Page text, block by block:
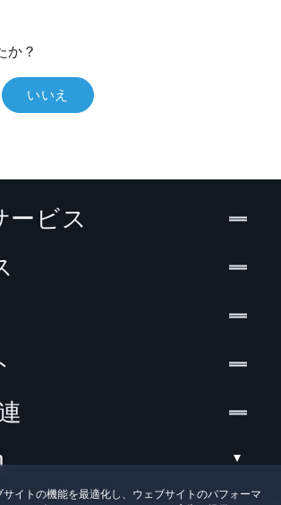
か？
いいえ
イトの機能を最適化し、ウェブサイトのパフォーマ
ービス